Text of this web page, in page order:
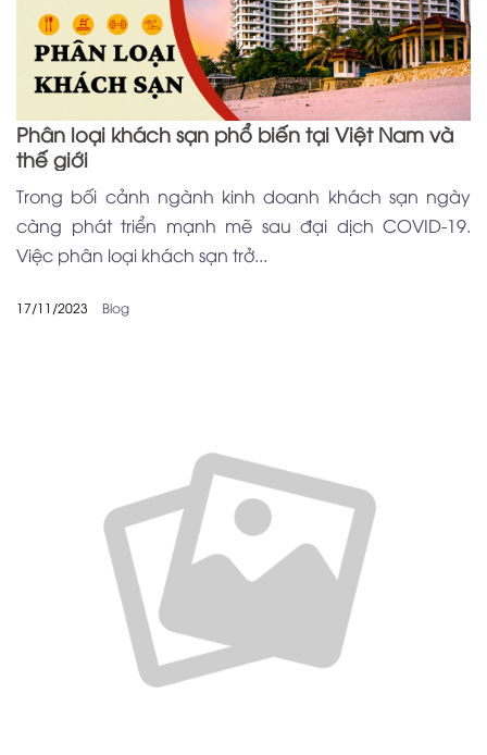
Phân loại khách sạn phổ biến tại Việt Nam và
thế giới
Trong bối cảnh ngành kinh doanh khách sạn ngày
càng phát triển mạnh mẽ sau đại dịch COVID-19.
Việc phân loại khách sạn trở...
17/11/2023 Blog